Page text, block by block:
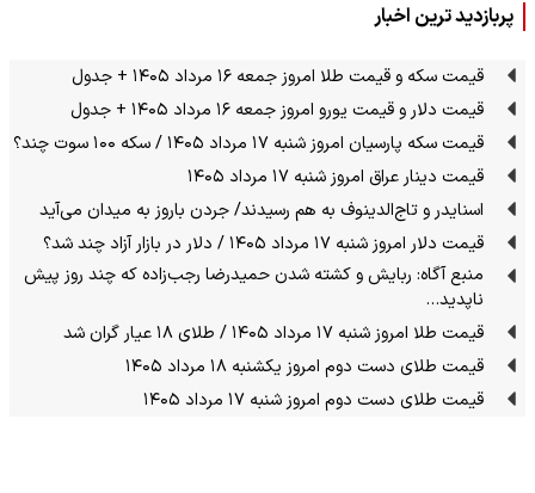
پربازدید ترین اخبار
قیمت سکه و قیمت طلا امروز جمعه ۱۶ مرداد ۱۴۰۵ + جدول
قیمت دلار و قیمت یورو امروز جمعه ۱۶ مرداد ۱۴۰۵ + جدول
قیمت سکه پارسیان امروز شنبه ۱۷ مرداد ۱۴۰۵ / سکه ۱۰۰ سوت چند؟
قیمت دینار عراق امروز شنبه ۱۷ مرداد ۱۴۰۵
اسنایدر و تاج‌الدینوف به هم رسیدند/ جردن باروز به میدان می‌آید
قیمت دلار امروز شنبه ۱۷ مرداد ۱۴۰۵ / دلار در بازار آزاد چند شد؟
منبع آگاه: ربایش و کشته شدن حمیدرضا رجب‌زاده که چند روز پیش
ناپدید…
قیمت طلا امروز شنبه ۱۷ مرداد ۱۴۰۵ / طلای ۱۸ عیار گران شد
قیمت طلای دست دوم امروز یکشنبه ۱۸ مرداد ۱۴۰۵
قیمت طلای دست دوم امروز شنبه ۱۷ مرداد ۱۴۰۵